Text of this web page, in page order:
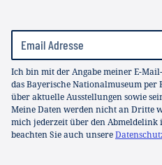
Ich bin mit der Angabe meiner E-
das Bayerische Nationalmuseum
über aktuelle Ausstellungen sowie
Meine Daten werden nicht an Dritte
mich jederzeit über den Abmeldelink
beachten Sie auch unsere